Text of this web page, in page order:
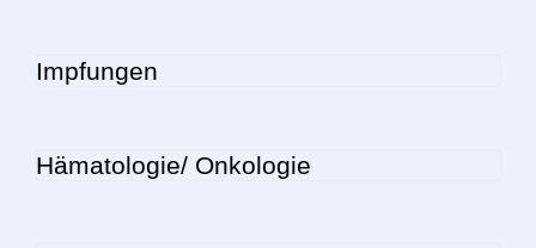
Impfungen
Hämatologie/ Onkologie